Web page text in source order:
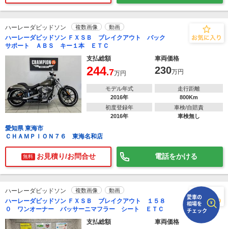
ハーレーダビッドソン 複数画像 動画
ハーレーダビッドソン ＦＸＳＢ ブレイクアウト バック
サポート ＡＢＳ キー１本 ＥＴＣ
支払総額
車両価格
244.7万円 230万円
モデル年式
2016年
走行距離
800Km
初度登録年
2016年
車検/自賠責
車検無し
愛知県 東海市
ＣＨＡＭＰＩＯＮ７６ 東海名和店
無料 お見積り/お問合せ 電話をかける
ハーレーダビッドソン 複数画像 動画
ハーレーダビッドソン ＦＸＳＢ ブレイクアウト １５８
０ ワンオーナー バッサーニマフラー シート ＥＴＣ
支払総額
車両価格
車種選択するだけ、かんたん相場検索
排気量
車種
型式(任意)
走行距離(任意)